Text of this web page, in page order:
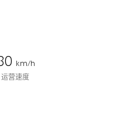
km/h
运营速度